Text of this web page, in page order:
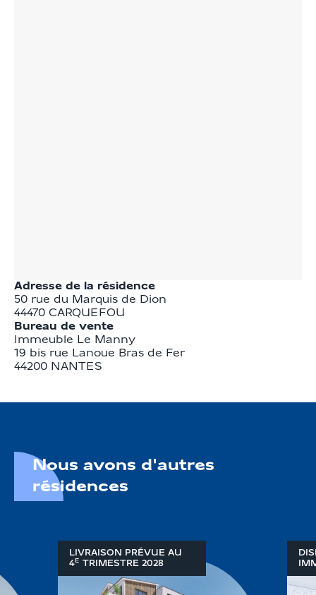
Adresse de la résidence
50 rue du Marquis de Dion
44470 CARQUEFOU
Bureau de vente
Immeuble Le Manny
19 bis rue Lanoue Bras de Fer
44200 NANTES
Nous avons d'autres
résidences
LIVRAISON PRÉVUE AU
4E TRIMESTRE 2028